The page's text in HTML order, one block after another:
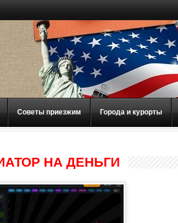
Советы приезжим Города и курорты
НА ДЕНЬГИ